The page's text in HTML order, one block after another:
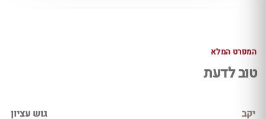
המפרט המלא
טוב לדעת
יקב גוש עציון